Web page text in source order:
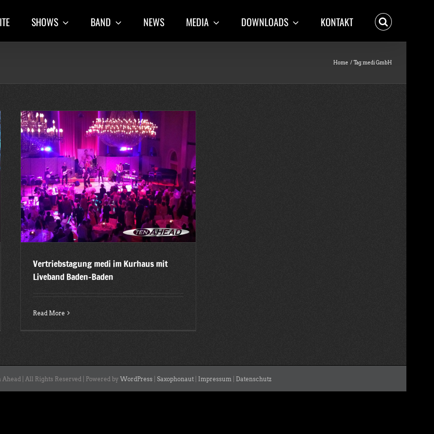
SHOWS BAND NEWS MEDIA DOWNLOADS KONTAKT
Home Tag:medi GmbH
Vertriebstagung medi im Kurhaus mit
Liveband Baden-Baden
Read More
Ahead | All Rights Reserved | Powered by WordPress| Saxophonaut| Impressum Datenschutz